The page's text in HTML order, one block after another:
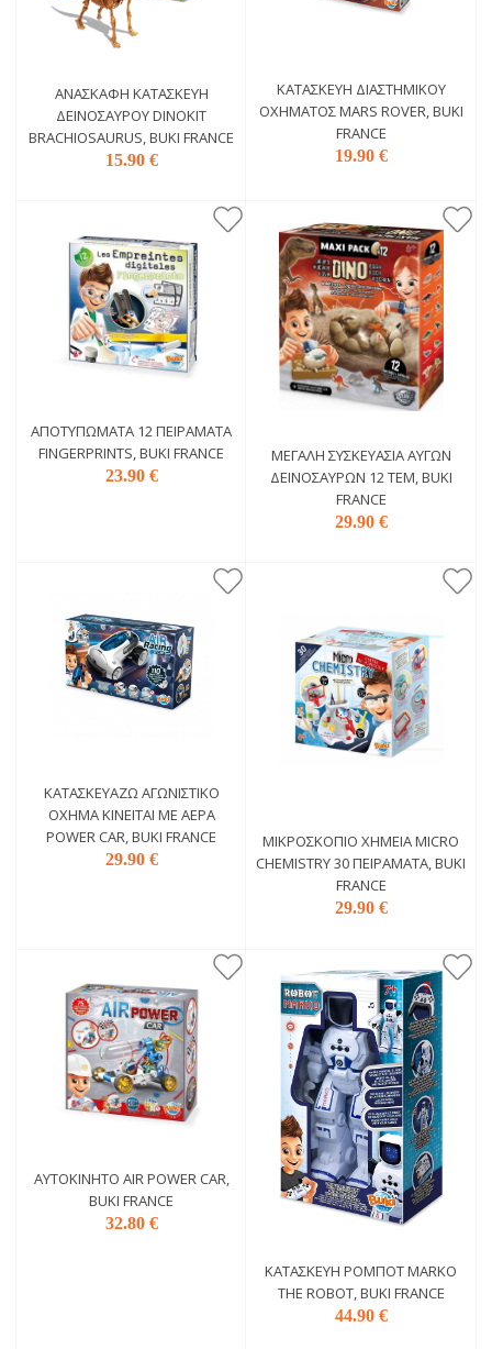
ΑΝΑΣΚΑΦΉ ΚΑΤΑΣΚΕΥΉ
ΔΕΙΝΌΣΑΥΡΟΥ DINOKIT
BRACHIOSAURUS, BUKI FRANCE
15.90 €
ΚΑΤΑΣΚΕΥΉ ΔΙΑΣΤΗΜΙΚΟΎ
ΟΧΉΜΑΤΟΣ MARS ROVER, BUKI
FRANCE
19.90 €
ΑΠΟΤΥΠΏΜΑΤΑ 12 ΠΕΙΡΆΜΑΤΑ
FINGERPRINTS, BUKI FRANCE
23.90 €
ΜΕΓΆΛΗ ΣΥΣΚΕΥΑΣΊΑ ΑΥΓΏΝ
ΔΕΙΝΟΣΑΎΡΩΝ 12 ΤΕΜ, BUKI
FRANCE
29.90 €
ΚΑΤΑΣΚΕΥΆΖΩ ΑΓΩΝΙΣΤΙΚΌ
ΌΧΗΜΑ ΚΙΝΕΊΤΑΙ ΜΕ ΑΈΡΑ
POWER CAR, BUKI FRANCE
29.90 €
ΜΙΚΡΟΣΚΌΠΙΟ ΧΗΜΕΊΑ MICRO
CHEMISTRY 30 ΠΕΙΡΆΜΑΤΑ, BUKI
FRANCE
29.90 €
ΑΥΤΟΚΊΝΗΤΟ AIR POWER CAR,
BUKI FRANCE
32.80 €
ΚΑΤΑΣΚΕΥΉ ΡΟΜΠΌΤ MARKO
THE ROBOT, BUKI FRANCE
44.90 €